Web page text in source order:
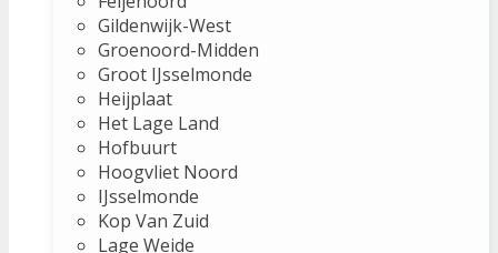
Gildenwijk-West
Groenoord-Midden
Groot IJsselmonde
Heijplaat
Het Lage Land
Hofbuurt
Hoogvliet Noord
IJsselmonde
Kop Van Zuid
Lage Weide